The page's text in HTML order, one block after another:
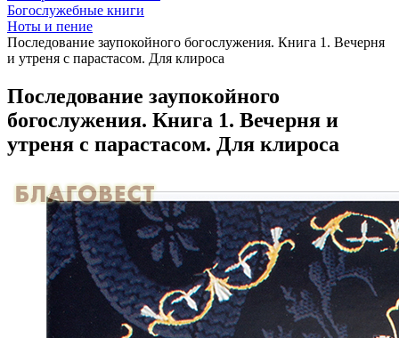
Богослужебные книги
Ноты и пение
Последование заупокойного богослужения. Книга 1. Вечерня
и утреня с парастасом. Для клироса
Последование заупокойного
богослужения. Книга 1. Вечерня и
утреня с парастасом. Для клироса